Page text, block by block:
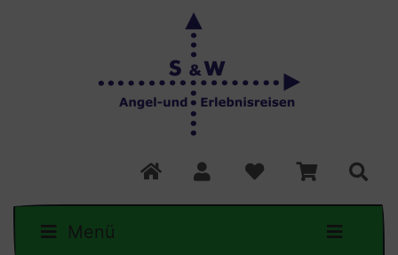
Menü